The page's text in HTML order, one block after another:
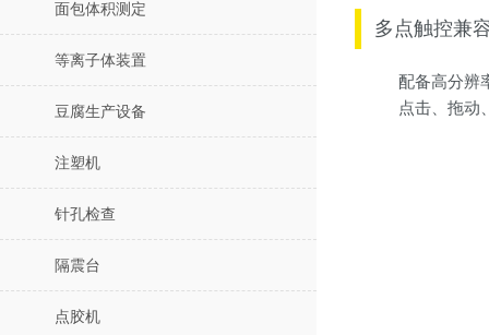
面包体积测定
等离子体装置
豆腐生产设备
注塑机
针孔检查
隔震台
点胶机
多点触控兼
配备高分辨
点击、拖动